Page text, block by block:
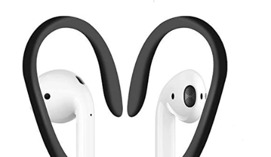
hvězdiček.